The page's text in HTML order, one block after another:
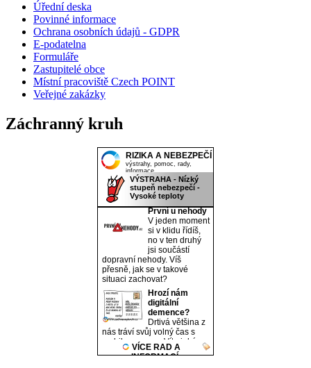
Úřední deska
Povinné informace
Ochrana osobních údajů - GDPR
E-podatelna
Formuláře
Zastupitelé obce
Místní pracoviště Czech POINT
Veřejné zakázky
Záchranný kruh